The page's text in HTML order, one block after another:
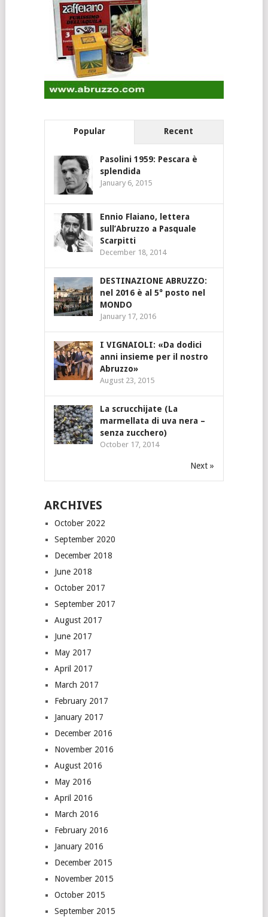
Popular Recent
Pasolini 1959: Pescara è
splendida
January 6, 2015
Ennio Flaiano, lettera
sull’Abruzzo a Pasquale
Scarpitti
December 18, 2014
DESTINAZIONE ABRUZZO:
nel 2016 è al 5° posto nel
MONDO
January 17, 2016
I VIGNAIOLI: «Da dodici
anni insieme per il nostro
Abruzzo»
August 23, 2015
La scrucchijate (La
marmellata di uva nera –
senza zucchero)
October 17, 2014
Next »
ARCHIVES
October 2022
September 2020
December 2018
June 2018
October 2017
September 2017
August 2017
June 2017
May 2017
April 2017
March 2017
February 2017
January 2017
December 2016
November 2016
August 2016
May 2016
April 2016
March 2016
February 2016
January 2016
December 2015
November 2015
October 2015
September 2015